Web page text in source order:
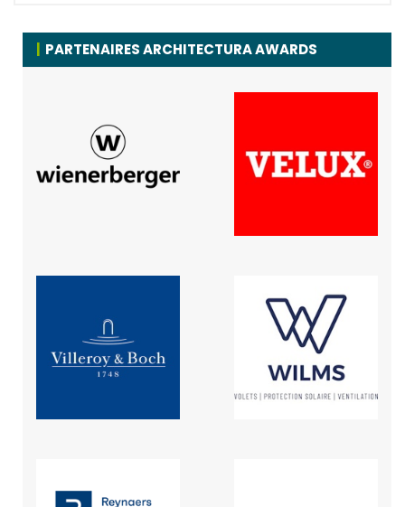
PARTENAIRES ARCHITECTURA AWARDS